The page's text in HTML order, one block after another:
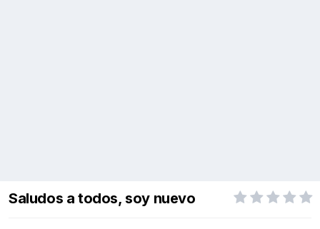
Saludos a todos, soy nuevo